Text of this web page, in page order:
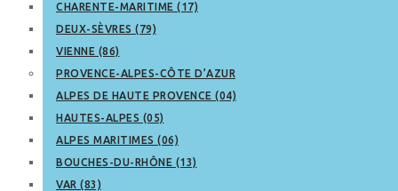
CHARENTE-MARITIME (17)
DEUX-SÈVRES (79)
VIENNE (86)
PROVENCE-ALPES-CÔTE D’AZUR
ALPES DE HAUTE PROVENCE (04)
HAUTES-ALPES (05)
ALPES MARITIMES (06)
BOUCHES-DU-RHÔNE (13)
VAR (83)